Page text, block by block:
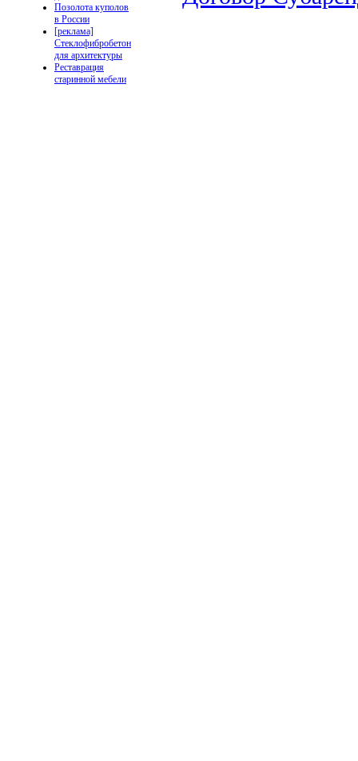
Позолота куполов
в России
[реклама]
Стеклофибробетон
для архитектуры
Реставрация
старинной мебели